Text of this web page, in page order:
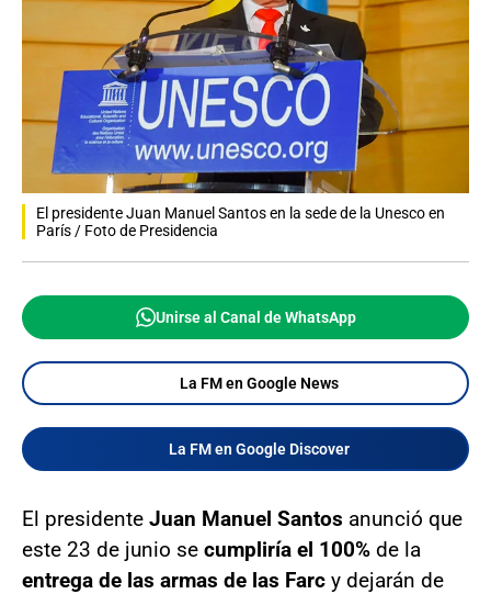
El presidente Juan Manuel Santos en la sede de la Unesco en
París / Foto de Presidencia
Unirse al Canal de WhatsApp
La FM en Google News
La FM en Google Discover
El presidente Juan Manuel Santos anunció que
este 23 de junio se cumpliría el 100% de la
entrega de las armas de las Farc y dejarán de